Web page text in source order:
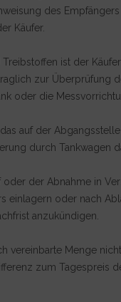
des
Käufer.
ist der
zur Überprüfung
oder die
auf der
durch Tankwagen
der Abnahme in
einlagern oder nach
anzukündigen.
vereinbarte Menge
zum Tagespreis